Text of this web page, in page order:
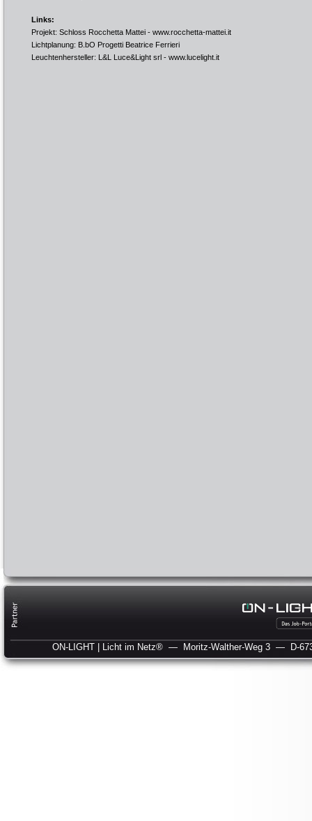
Links:
Projekt: Schloss Rocchetta Mattei - www.rocchetta-mattei.it
Lichtplanung: B.bO Progetti Beatrice Ferrieri
Leuchtenhersteller: L&L Luce&Light srl - www.lucelight.it
ON-LIGHT | Licht im Netz® — Moritz-Walther-Weg 3 — D-